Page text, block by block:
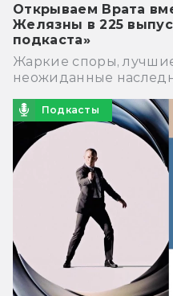
Открываем Врата
Желязны в 225
подкаста»
Жаркие споры,
неожиданные
Подкасты